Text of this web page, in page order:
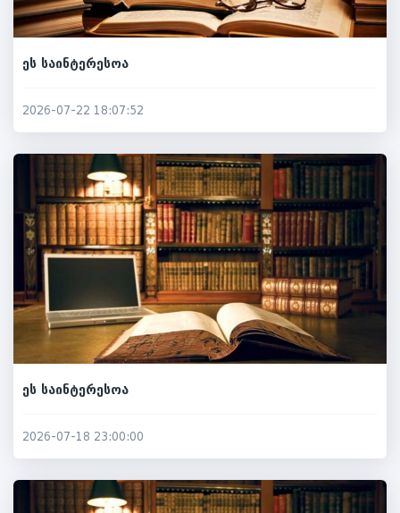
ეს საინტერესოა
2026-07-22 18:07:52
ეს საინტერესოა
2026-07-18 23:00:00